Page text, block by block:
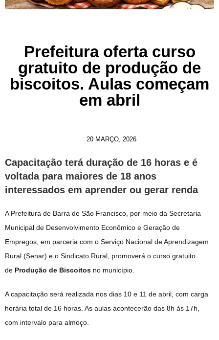
Prefeitura oferta curso
gratuito de produção de
biscoitos. Aulas começam
em abril
20 MARÇO, 2026
Capacitação terá duração de 16 horas e é
voltada para maiores de 18 anos
interessados em aprender ou gerar renda
A Prefeitura de Barra de São Francisco, por meio da Secretaria
Municipal de Desenvolvimento Econômico e Geração de
Empregos, em parceria com o Serviço Nacional de Aprendizagem
Rural (Senar) e o Sindicato Rural, promoverá o curso gratuito
de Produção de Biscoitos no município.
A capacitação será realizada nos dias 10 e 11 de abril, com carga
horária total de 16 horas. As aulas acontecerão das 8h às 17h,
com intervalo para almoço.